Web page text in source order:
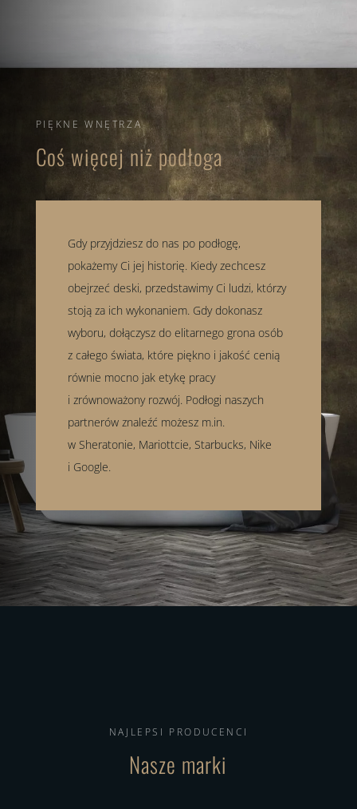
PIĘKNE WNĘTRZA
Coś więcej niż podłoga
Gdy przyjdziesz do nas po podłogę,
pokażemy Ci jej historię. Kiedy zechcesz
obejrzeć deski, przedstawimy Ci ludzi, którzy
stoją za ich wykonaniem. Gdy dokonasz
wyboru, dołączysz do elitarnego grona osób
z całego świata, które piękno i jakość cenią
równie mocno jak etykę pracy
i zrównoważony rozwój. Podłogi naszych
partnerów znaleźć możesz m.in.
w Sheratonie, Mariottcie, Starbucks, Nike
i Google.
NAJLEPSI PRODUCENCI
Nasze marki